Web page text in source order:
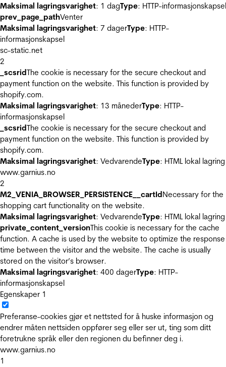
Maksimal lagringsvarighet: 1 dagType: HTTP-informasjonskapsel
prev_page_pathVenter
Maksimal lagringsvarighet: 7 dagerType: HTTP-
informasjonskapsel
sc-static.net
2
_scsridThe cookie is necessary for the secure checkout and
payment function on the website. This function is provided by
shopify.com.
Maksimal lagringsvarighet: 13 månederType: HTTP-
informasjonskapsel
_scsridThe cookie is necessary for the secure checkout and
payment function on the website. This function is provided by
shopify.com.
Maksimal lagringsvarighet: VedvarendeType: HTML lokal lagring
www.garnius.no
2
M2_VENIA_BROWSER_PERSISTENCE__cartIdNecessary for the
shopping cart functionality on the website.
Maksimal lagringsvarighet: VedvarendeType: HTML lokal lagring
private_content_versionThis cookie is necessary for the cache
function. A cache is used by the website to optimize the response
time between the visitor and the website. The cache is usually
stored on the visitor’s browser.
Maksimal lagringsvarighet: 400 dagerType: HTTP-
informasjonskapsel
Egenskaper 1
Preferanse-cookies gjør et nettsted for å huske informasjon og
endrer måten nettsiden oppfører seg eller ser ut, ting som ditt
foretrukne språk eller den regionen du befinner deg i.
www.garnius.no
1